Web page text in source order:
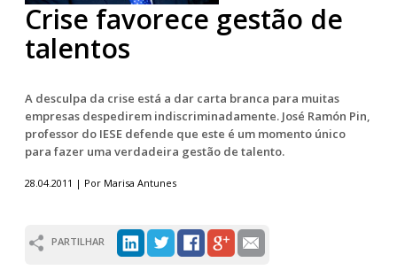
Crise favorece gestão de
talentos
A desculpa da crise está a dar carta branca para muitas
empresas despedirem indiscriminadamente. José Ramón Pin,
professor do IESE defende que este é um momento único
para fazer uma verdadeira gestão de talento.
28.04.2011 | Por Marisa Antunes
PARTILHAR